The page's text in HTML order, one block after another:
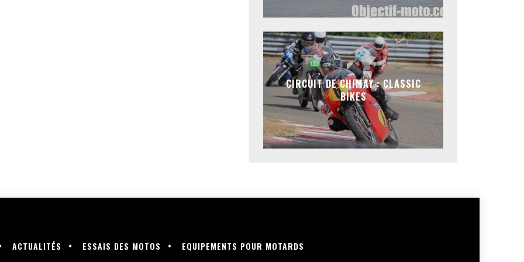
CIRCUIT DE CHIMAY : CLASSIC
BIKES
ACTUALITÉS ESSAIS DES MOTOS EQUIPEMENTS POUR MOTARDS